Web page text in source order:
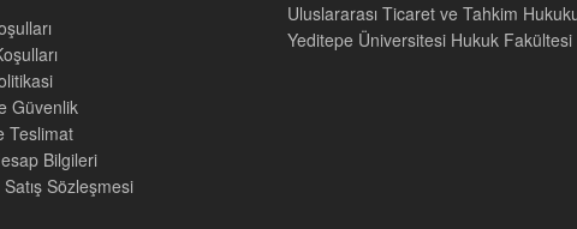
Güvenlik
Teslimat
Bilgileri
Sözleşmesi
Uluslararası Ticaret ve Tahkim
Yeditepe Üniversitesi Hukuk